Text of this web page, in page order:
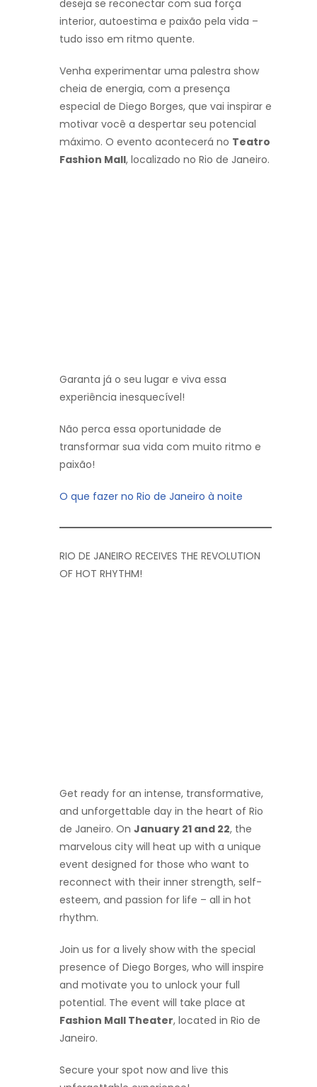
deseja se reconectar com sua força
interior, autoestima e paixão pela vida –
tudo isso em ritmo quente.
Venha experimentar uma palestra show
cheia de energia, com a presença
especial de Diego Borges, que vai inspirar e
motivar você a despertar seu potencial
máximo. O evento acontecerá no Teatro
Fashion Mall, localizado no Rio de Janeiro.
Garanta já o seu lugar e viva essa
experiência inesquecível!
Não perca essa oportunidade de
transformar sua vida com muito ritmo e
paixão!
O que fazer no Rio de Janeiro à noite
RIO DE JANEIRO RECEIVES THE REVOLUTION
OF HOT RHYTHM!
Get ready for an intense, transformative,
and unforgettable day in the heart of Rio
de Janeiro. On January 21 and 22, the
marvelous city will heat up with a unique
event designed for those who want to
reconnect with their inner strength, self-
esteem, and passion for life – all in hot
rhythm.
Join us for a lively show with the special
presence of Diego Borges, who will inspire
and motivate you to unlock your full
potential. The event will take place at
Fashion Mall Theater, located in Rio de
Janeiro.
Secure your spot now and live this